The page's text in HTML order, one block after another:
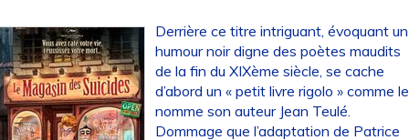
Derrière ce titre intriguant, évoquant un
humour noir digne des poètes maudits
de la fin du XIXème siècle, se cache
d’abord un « petit livre rigolo » comme le
nomme son auteur Jean Teulé.
Dommage que l’adaptation de Patrice